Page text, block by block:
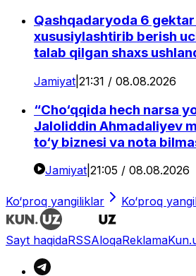
Qashqadaryoda 6
xususiylashtirib berish
talab qilgan shaxs
Jamiyat 21:31 / 08.08.2026
“Cho‘qqida hech narsa
Jaloliddin Ahmadaliyev
to‘y biznesi va nota
Jamiyat 21:05 / 08.08.2026
Ko‘proq yangiliklar Ko‘proq
Sayt haqidaRSSAloqaReklama